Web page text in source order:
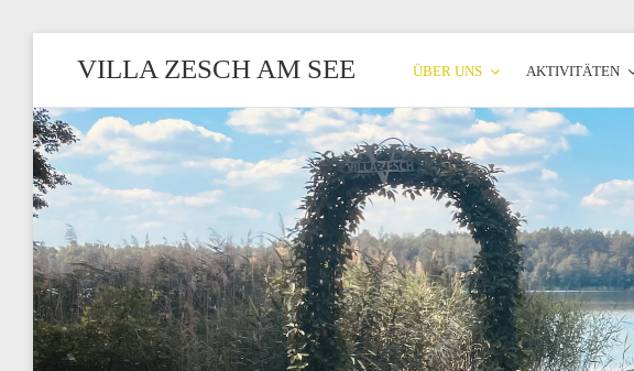
VILLA ZESCH AM SEE ÜBER UNS AKTIVITÄTEN